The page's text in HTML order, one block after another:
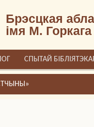
Брэсцкая
імя М. Горкага
СПЫТАЙ